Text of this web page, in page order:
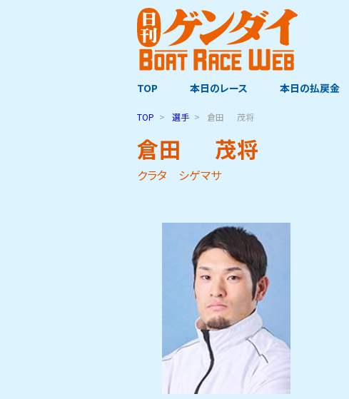
TOP 本日のレース 本日の払戻金
TOP 選手 倉田 茂将
倉田 茂将
クラタ シゲマサ